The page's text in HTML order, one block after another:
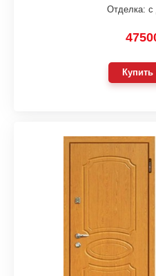
Отделка: с